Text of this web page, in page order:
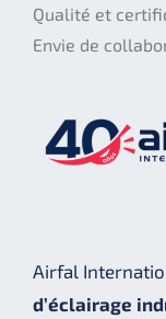
Qualité et
Envie de
Airfal
d’éclairage